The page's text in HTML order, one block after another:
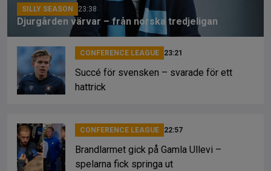
SILLY SEASON 23:38
Djurgården värvar – från norska tredjeligan
CONFERENCE LEAGUE 23:21
Succé för svensken – svarade för ett
hattrick
CONFERENCE LEAGUE 22:57
Brandlarmet gick på Gamla Ullevi –
spelarna fick springa ut